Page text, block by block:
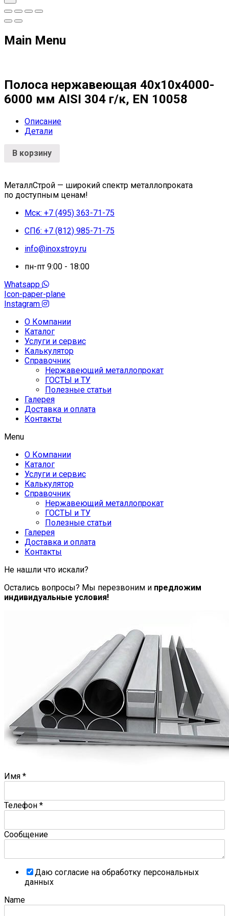
Main Menu
Полоса нержавеющая 40х10х4000-
6000 мм AISI 304 г/к, EN 10058
Описание
Детали
В корзину
МеталлСтрой — широкий спектр металлопроката
по доступным ценам!
Мск: +7 (495) 363-71-75
СПб: +7 (812) 985-71-75
info@inoxstroy.ru
пн-пт 9:00 - 18:00
Whatsapp
Icon-paper-plane
Instagram
О Компании
Каталог
Услуги и сервис
Калькулятор
Справочник
Нержавеющий металлопрокат
ГОСТЫ и ТУ
Полезные статьи
Галерея
Доставка и оплата
Контакты
Menu
О Компании
Каталог
Услуги и сервис
Калькулятор
Справочник
Нержавеющий металлопрокат
ГОСТЫ и ТУ
Полезные статьи
Галерея
Доставка и оплата
Контакты
Не нашли что искали?
Остались вопросы? Мы перезвоним и предложим
индивидуальные условия!
Имя *
Телефон *
Сообщение
Даю согласие на обработку персональных
данных
Name